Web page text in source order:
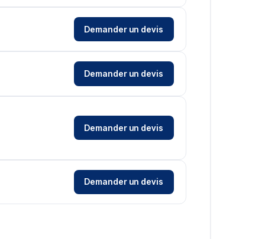
Demander un devis
Demander un devis
Demander un devis
Demander un devis